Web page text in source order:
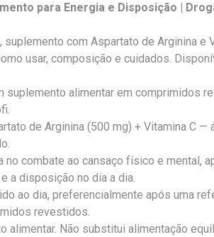
para Energia e Disposição |
suplemento com Aspartato de Arginina e
usar, composição e cuidados.
suplemento alimentar em comprimidos
de Arginina (500 mg) + Vitamina C —
no combate ao cansaço físico e mental,
a disposição no dia a dia.
ao dia, preferencialmente após uma
revestidos.
alimentar. Não substitui alimentação